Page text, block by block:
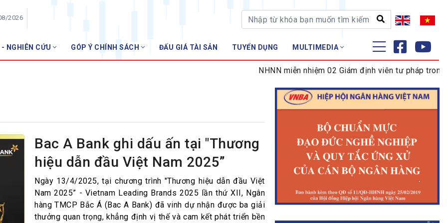
2026
NGHIÊN CỨU GÓP Ý CHÍNH SÁCH ĐẤU GIÁ TÀI SẢN TUYỂN DỤNG MULTIMEDIA
ĐÀO TẠO - NGHIÊN CỨU
Tập huấn
NHNN miễn nhiệm 02 Giám định viên tư pháp trong
Bac A Bank ghi dấu ấn tại "Thương
hiệu dẫn đầu Việt Nam 2025”
Ngày 13/4/2025, tại chương trình "Thương hiệu dẫn đầu Việt
Nam 2025” - Vietnam Leading Brands 2025 lần thứ XII, Ngân
hàng TMCP Bắc Á (Bac A Bank) đã vinh dự nhận được ba giải
thưởng quan trọng, khẳng định vị thế và cam kết phát triển bền